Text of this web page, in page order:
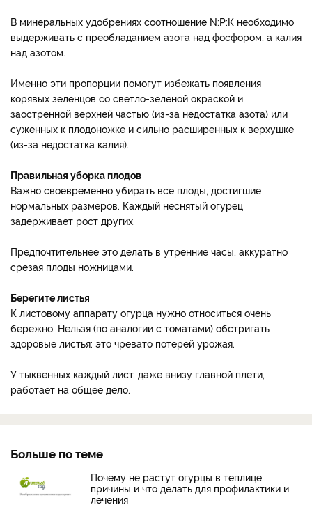
В минеральных удобрениях соотношение N:Р:К необходимо
выдерживать с преобладанием азота над фосфором, а калия
над азотом.
Именно эти пропорции помогут избежать появления
корявых зеленцов со светло-зеленой окраской и
заостренной верхней частью (из-за недостатка азота) или
суженных к плодоножке и сильно расширенных к верхушке
(из-за недостатка калия).
Правильная уборка плодов
Важно своевременно убирать все плоды, достигшие
нормальных размеров. Каждый неснятый огурец
задерживает рост других.
Предпочтительнее это делать в утренние часы, аккуратно
срезая плоды ножницами.
Берегите листья
К листовому аппарату огурца нужно относиться очень
бережно. Нельзя (по аналогии с томатами) обстригать
здоровые листья: это чревато потерей урожая.
У тыквенных каждый лист, даже внизу главной плети,
работает на общее дело.
Больше по теме
Почему не растут огурцы в теплице:
причины и что делать для профилактики и
лечения